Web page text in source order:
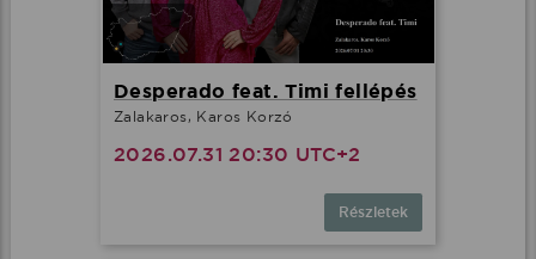
Desperado feat. Timi fellépés
Zalakaros, Karos Korzó
2026.07.31 20:30 UTC+2
Részletek